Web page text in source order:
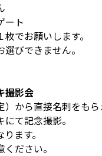
ート
でお願いします。
びできません。
撮影会
から直接名刺をもら
て記念撮影。
ます。
ださい。